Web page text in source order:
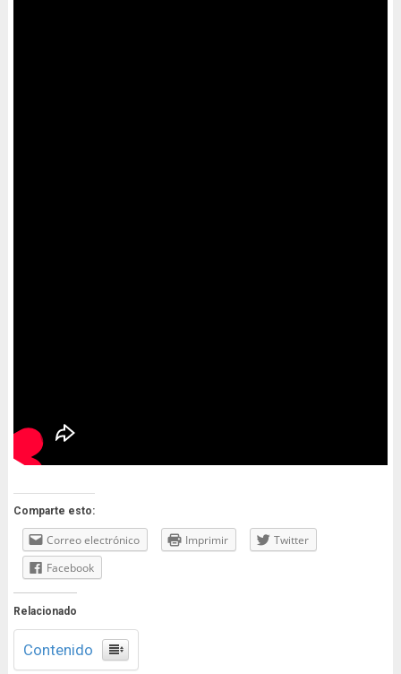
Comparte esto:
Correo electrónico Imprimir
Twitter
Facebook
Relacionado
Contenido